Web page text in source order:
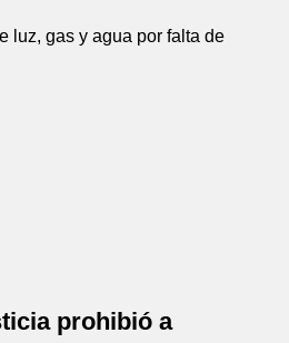
prohibió a